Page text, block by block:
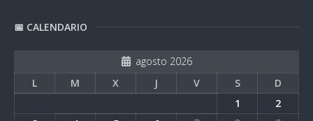
📅 CALENDARIO
agosto 2026
L
M X J V S
D
1
2